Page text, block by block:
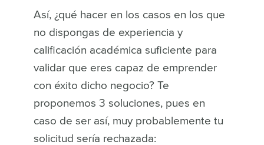
Así, ¿qué hacer en los casos en los que
no dispongas de experiencia y
calificación académica suficiente para
validar que eres capaz de emprender
con éxito dicho negocio? Te
proponemos 3 soluciones, pues en
caso de ser así, muy probablemente tu
solicitud sería rechazada: